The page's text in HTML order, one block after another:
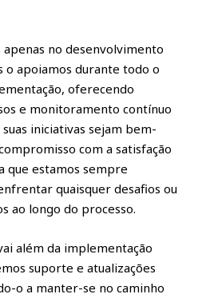
apenas no desenvolvimento
o apoiamos durante todo o
oferecendo
e monitoramento contínuo
iniciativas sejam bem-
com a satisfação
que estamos sempre
quaisquer desafios ou
ao longo do processo.
além da implementação
suporte e atualizações
o a manter-se no caminho